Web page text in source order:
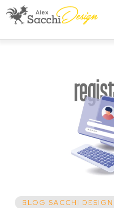
BLOG SACCHI DESIGN